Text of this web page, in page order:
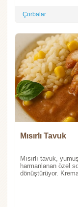
Çorbalar
Mısırlı Tavuk
Mısırlı tavuk,
harmanlanan özel
dönüştürüyor.